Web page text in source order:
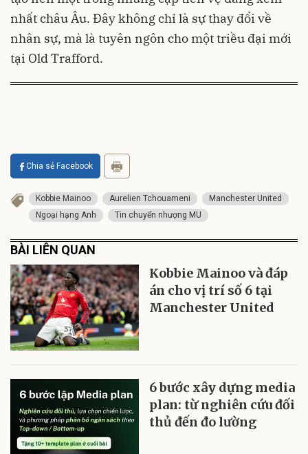
nhất châu Âu. Đây không chỉ là sự thay đổi về
nhân sự, mà là tuyên ngôn cho một triều đại mới
tại Old Trafford.
Chia sẻ Facebook
Kobbie Mainoo Aurelien Tchouameni
Manchester United
Ngoại hạng Anh
Tin chuyển nhượng MU
BÀI LIÊN QUAN
Kobbie Mainoo và đáp
án cho vị trí số 6 tại
Manchester United
6 bước xây dựng media
plan: từ nghiên cứu đối
thủ đến đo lường